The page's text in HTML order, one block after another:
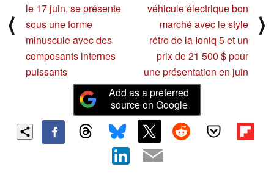
⟨
le 17 juin, se présente
sous une forme
minuscule avec des
composants internes
puissants
véhicule électrique bon
marché avec le style
rétro de la Ioniq 5 et un
prix de 21 500 $ pour
une présentation en juin
⟩
Add as a preferred
source on Google